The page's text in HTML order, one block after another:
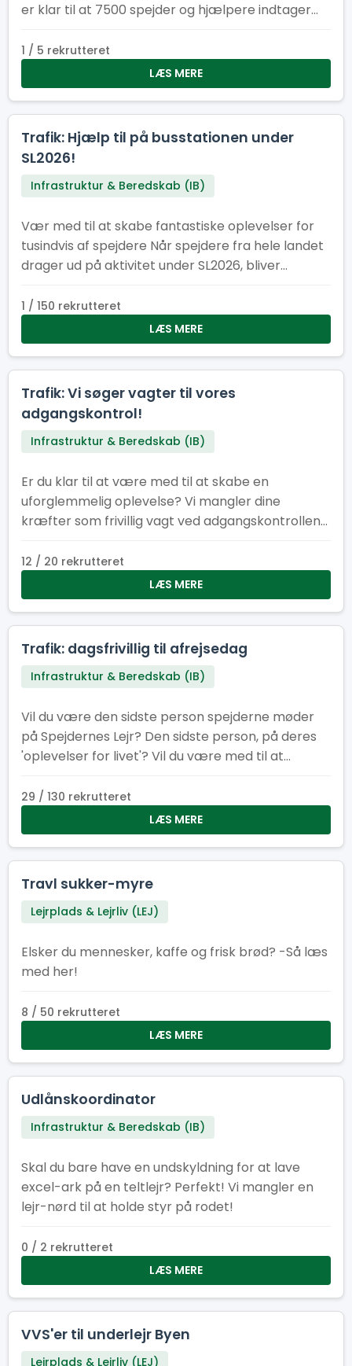
er klar til at 7500 spejder og hjælpere indtager
følgende faste installationer: køkken/kantine,
cafe, information, minimarked, proviant
udlevering og en skadesklinik
1 / 5 rekrutteret
LÆS MERE
Trafik: Hjælp til på busstationen under
SL2026!
Infrastruktur & Beredskab (IB)
Vær med til at skabe fantastiske oplevelser for
tusindvis af spejdere Når spejdere fra hele landet
drager ud på aktivitet under SL2026, bliver
Her har vi brug for engagerede frivillige, der vil
være med til at sikre, at alt kører som smurt –
bogstaveligt talt.
1 / 150 rekrutteret
LÆS MERE
Trafik: Vi søger vagter til vores
adgangskontrol!
Infrastruktur & Beredskab (IB)
Er du klar til at være med til at skabe en
uforglemmelig oplevelse? Vi mangler dine
kræfter som frivillig vagt ved adgangskontrollen
12 / 20 rekrutteret
LÆS MERE
Trafik: dagsfrivillig til afrejsedag
Infrastruktur & Beredskab (IB)
Vil du være den sidste person spejderne møder
på Spejdernes Lejr? Den sidste person, på deres
'oplevelser for livet'? Vil du være med til at
dette lige jobbet for dig!
29 / 130 rekrutteret
LÆS MERE
Travl sukker-myre
Lejrplads & Lejrliv (LEJ)
Elsker du mennesker, kaffe og frisk brød? -Så læs
med her!
8 / 50 rekrutteret
LÆS MERE
Udlånskoordinator
Infrastruktur & Beredskab (IB)
Skal du bare have en undskyldning for at lave
excel-ark på en teltlejr? Perfekt! Vi mangler en
lejr-nørd til at holde styr på rodet!
0 / 2 rekrutteret
LÆS MERE
VVS'er til underlejr Byen
Lejrplads & Lejrliv (LEJ)